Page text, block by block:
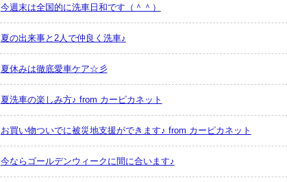
今週末は全国的に洗車日和です（＾＾）
夏の出来事と2人で仲良く洗車♪
夏休みは徹底愛車ケア☆彡
夏洗車の楽しみ方♪ from カーピカネット
お買い物ついでに被災地支援ができます♪ from カーピカネット
今ならゴールデンウィークに間に合います♪